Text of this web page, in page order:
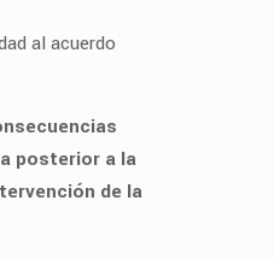
al acuerdo
posterior a la
de la